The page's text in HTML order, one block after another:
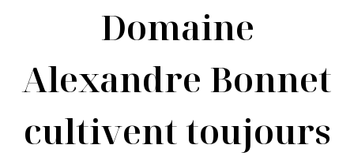
Domaine
Alexandre Bonnet
cultivent toujours